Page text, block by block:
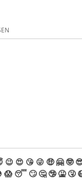
😉 😍 😘 😜 🤑 🤗 🤓
😱 😴 🙄 🤔 🤥 🤮 🤧